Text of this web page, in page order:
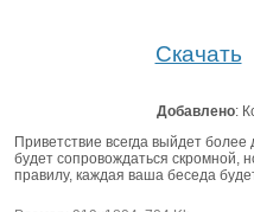
Скачать
Добавлено:
Приветствие всегда выйдет
будет сопровождаться скромной,
правилу, каждая ваша беседа